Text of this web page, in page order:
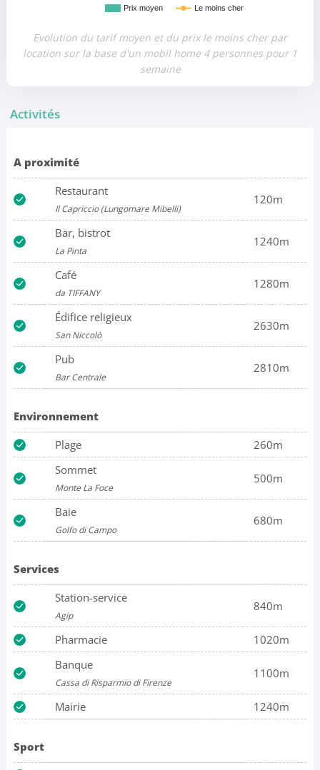
Prix moyen Le moins cher
Evolution du tarif moyen et du prix le moins cher par
location sur la base d'un mobil home 4 personnes pour 1
semaine
Activités
A proximité
Restaurant
Il Capriccio (Lungomare Mibelli)
120m
Bar, bistrot
La Pinta
1240m
Café
da TIFFANY
1280m
Édifice religieux
San Niccolò
2630m
Pub
Bar Centrale
2810m
Environnement
Plage
260m
Sommet
Monte La Foce
500m
Baie
Golfo di Campo
680m
Services
Station-service
Agip
840m
Pharmacie
1020m
Banque
Cassa di Risparmio di Firenze
1100m
Mairie 1240m
Sport